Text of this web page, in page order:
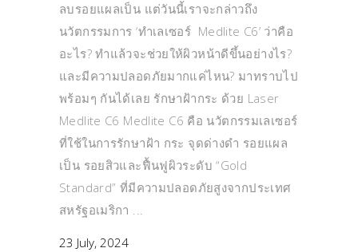
ลบรอยแผลเป็น แต่วันนี้เราจะกล่าวถึง
นวัตกรรมการ ‘ทำเลเซอร์ Medlite C6’ ว่าคือ
อะไร? ทำแล้วจะช่วยให้ผิวหน้าดีขึ้นอย่างไร?
และมีความปลอดภัยมากแค่ไหน? มาทราบไป
พร้อมๆ กันได้เลย รักษาฝ้ากระ ด้วย Laser
Medlite C6 Medlite C6 คือ นวัตกรรมเลเซอร์
ที่ใช้ในการรักษาฝ้า กระ จุดด่างดำ รอยแผล
เป็น รอยสิวและฟื้นฟูผิวระดับ “Gold
Standard” ที่มีความปลอดภัยสูงจากประเทศ
สหรัฐอเมริกา
23 July, 2024